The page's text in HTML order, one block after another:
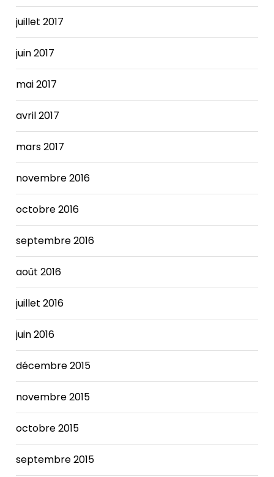
juillet 2017
juin 2017
mai 2017
avril 2017
mars 2017
novembre 2016
octobre 2016
septembre 2016
août 2016
juillet 2016
juin 2016
décembre 2015
novembre 2015
octobre 2015
septembre 2015